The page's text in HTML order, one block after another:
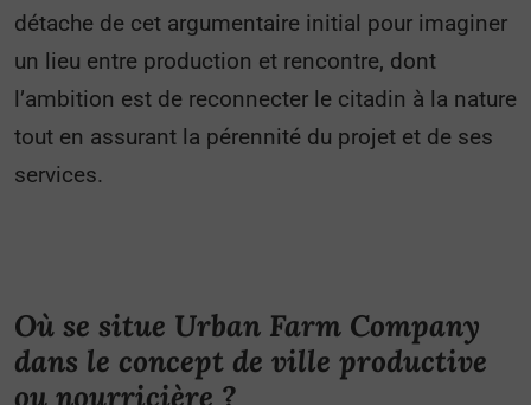
détache de cet argumentaire initial pour imaginer
un lieu entre production et rencontre, dont
l’ambition est de reconnecter le citadin à la nature
tout en assurant la pérennité du projet et de ses
services.
Où se situe Urban Farm Company
dans le concept de ville productive
ou nourricière ?